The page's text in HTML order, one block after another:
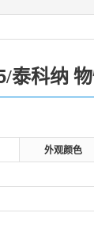
/泰科纳
外观颜色